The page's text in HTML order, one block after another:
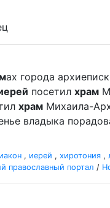
ах города
посетил храм
храм Михаила-
владыка
, иерей , хиротония ,
православный портал /